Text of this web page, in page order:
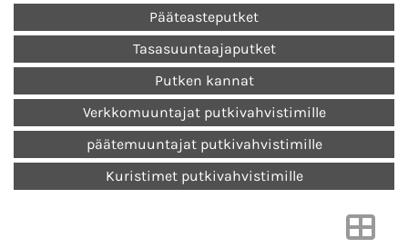
Pääteasteputket
Tasasuuntaajaputket
Putken kannat
Verkkomuuntajat putkivahvistimille
päätemuuntajat putkivahvistimille
Kuristimet putkivahvistimille